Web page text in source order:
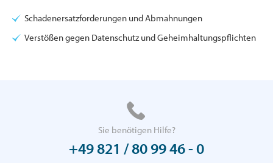
Schadenersatzforderungen und Abmahnungen
Verstößen gegen Datenschutz und Geheimhaltungspflichten
Sie benötigen Hilfe?
+49 821 / 80 99 46 - 0